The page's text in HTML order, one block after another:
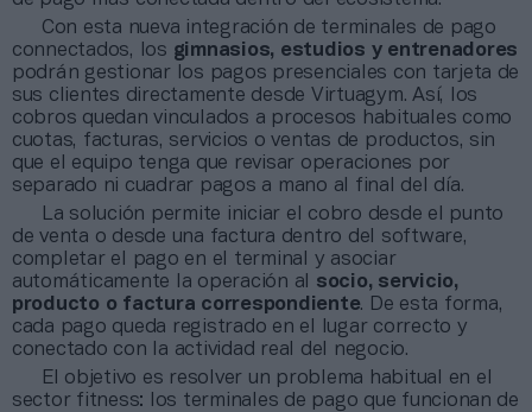
Con esta nueva integración de terminales de pago
connectados, los gimnasios, estudios y entrenadores
podrán gestionar los pagos presenciales con tarjeta de
sus clientes directamente desde Virtuagym. Así, los
cobros quedan vinculados a procesos habituales como
cuotas, facturas, servicios o ventas de productos, sin
que el equipo tenga que revisar operaciones por
separado ni cuadrar pagos a mano al final del día.
La solución permite iniciar el cobro desde el punto
de venta o desde una factura dentro del software,
completar el pago en el terminal y asociar
automáticamente la operación al socio, servicio,
producto o factura correspondiente. De esta forma,
cada pago queda registrado en el lugar correcto y
conectado con la actividad real del negocio.
El objetivo es resolver un problema habitual en el
sector fitness: los terminales de pago que funcionan de